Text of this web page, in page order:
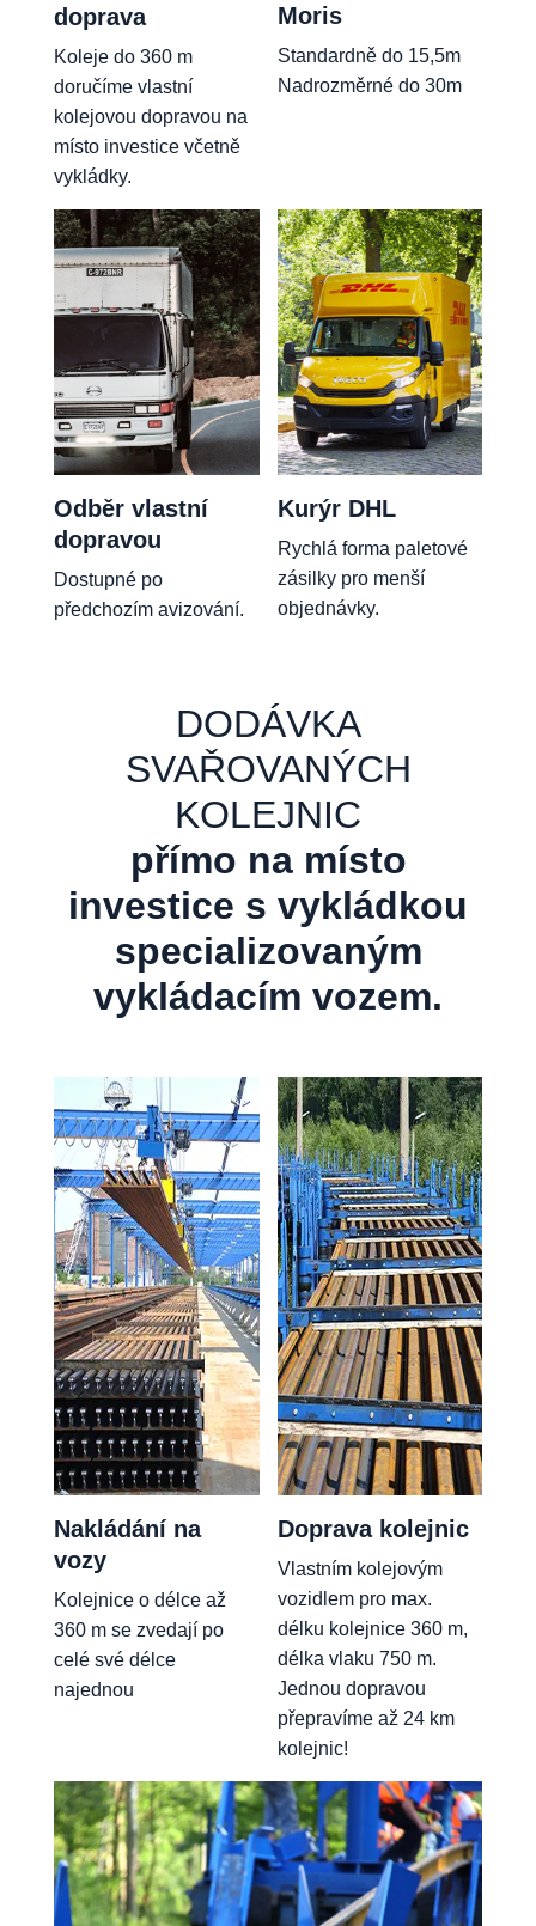
doprava
Koleje do 360 m
doručíme vlastní
kolejovou dopravou na
místo investice včetně
vykládky.
Moris
Standardně do 15,5m
Nadrozměrné do 30m
Odběr vlastní
dopravou
Dostupné po
předchozím avizování.
Kurýr DHL
Rychlá forma paletové
zásilky pro menší
objednávky.
DODÁVKA
SVAŘOVANÝCH
KOLEJNIC
přímo na místo
investice s vykládkou
specializovaným
vykládacím vozem.
Nakládání na
vozy
Kolejnice o délce až
360 m se zvedají po
celé své délce
najednou
Doprava kolejnic
Vlastním kolejovým
vozidlem pro max.
délku kolejnice 360 m,
délka vlaku 750 m.
Jednou dopravou
přepravíme až 24 km
kolejnic!